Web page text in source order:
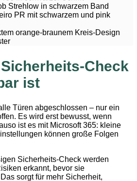
Check
ist
Türen abgeschlossen – nur ein
Es wird erst bewusst, wenn
ist es mit Microsoft 365: kleine
können große Folgen
Sicherheits-Check werden
erkannt, bevor sie
sorgt für mehr Sicherheit,